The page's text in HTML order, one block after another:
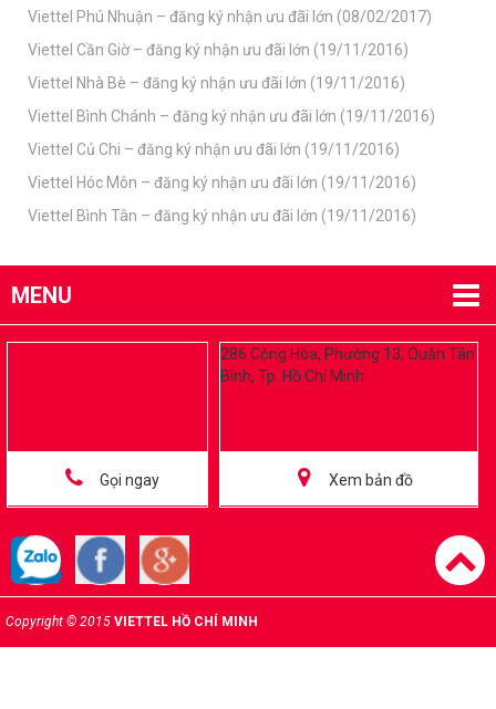
Viettel Phú Nhuận – đăng ký nhận ưu đãi lớn (08/02/2017)
Viettel Cần Giờ – đăng ký nhận ưu đãi lớn (19/11/2016)
Viettel Nhà Bè – đăng ký nhận ưu đãi lớn (19/11/2016)
Viettel Bình Chánh – đăng ký nhận ưu đãi lớn (19/11/2016)
Viettel Củ Chi – đăng ký nhận ưu đãi lớn (19/11/2016)
Viettel Hóc Môn – đăng ký nhận ưu đãi lớn (19/11/2016)
Viettel Bình Tân – đăng ký nhận ưu đãi lớn (19/11/2016)
MENU
Gọi ngay
286 Cộng Hòa, Phường 13, Quận Tân
Bình, Tp. Hồ Chí Minh
Xem bản đồ
Copyright © 2015 VIETTEL HỒ CHÍ MINH